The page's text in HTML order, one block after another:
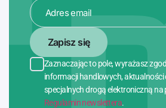
Zaznaczając to pole, wyrażasz
informacji handlowych, aktualności
specjalnych drogą elektroniczną na
Regulamin newslettera.
Zapisz się